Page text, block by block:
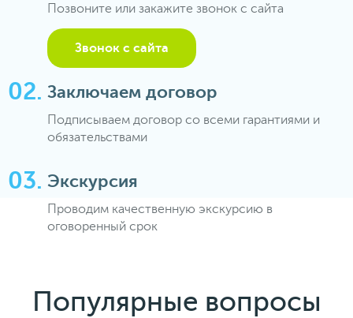
Позвоните или закажите звонок с сайта
Звонок с сайта
Заключаем договор
Подписываем договор со всеми гарантиями и
обязательствами
Экскурсия
Проводим качественную экскурсию в
оговоренный срок
Популярные вопросы